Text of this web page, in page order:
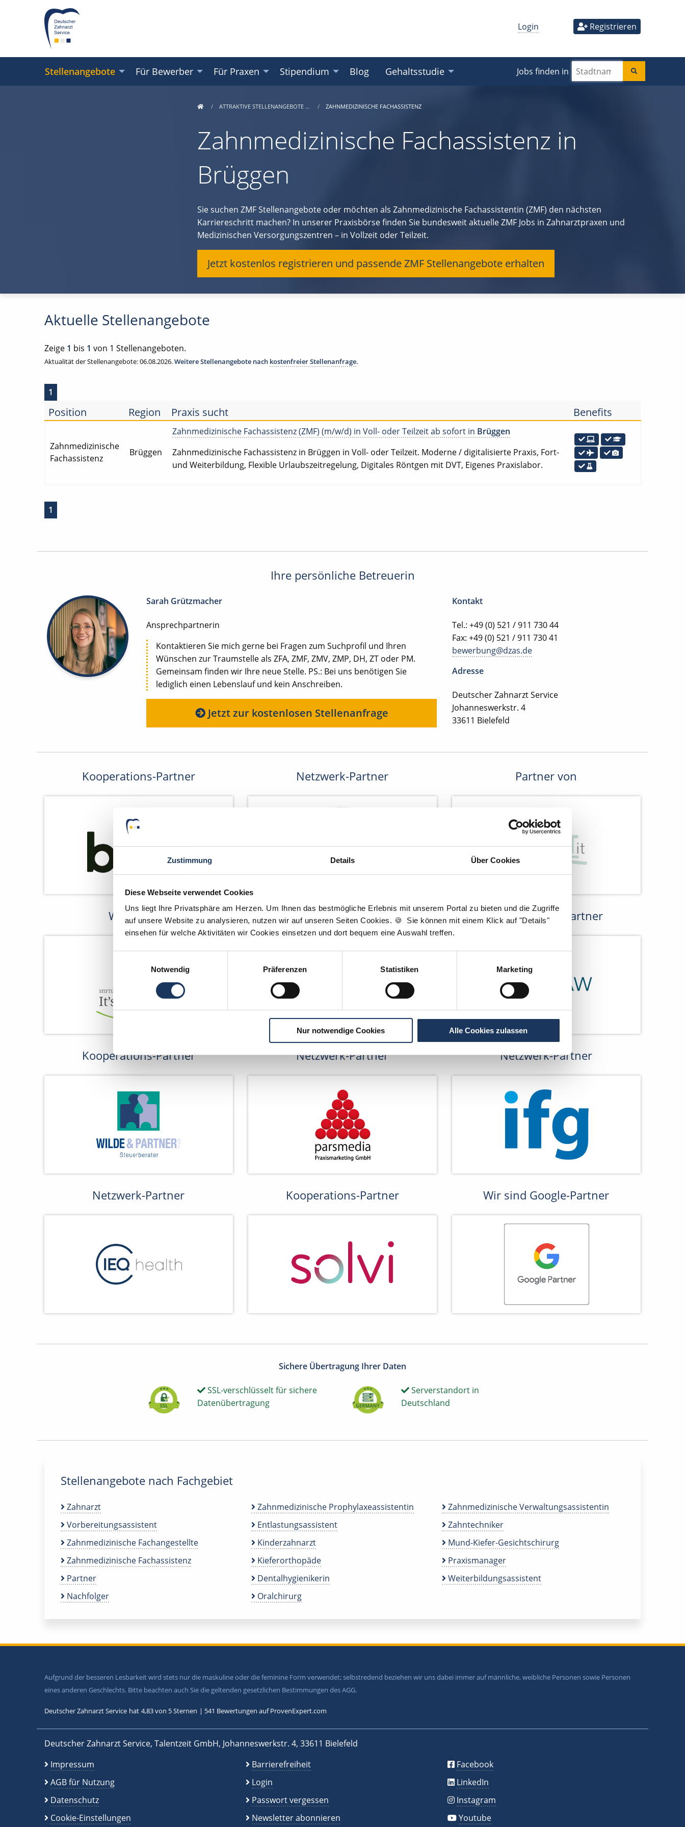
Zustimmung Details Über Cookies
Diese Webseite verwendet Cookies
Uns liegt Ihre Privatsphäre am Herzen. Um Ihnen das bestmögliche Erlebnis mit unserem Portal zu bieten und die Zugriffe
auf unsere Website zu analysieren, nutzen wir auf unseren Seiten Cookies. 🍪 Sie können mit einem Klick auf "Details"
einsehen für welche Aktivitäten wir Cookies einsetzen und dort bequem eine Auswahl treffen.
Notwendig
Präferenzen Statistiken Marketing
Nur notwendige Cookies Alle Cookies zulassen
Login Registrieren
Stellenangebote Für Bewerber Für Praxen Stipendium Blog Gehaltsstudie Jobs finden in
ATTRAKTIVE STELLENANGEBOTE … ZAHNMEDIZINISCHE FACHASSISTENZ
Zahnmedizinische Fachassistenz in
Brüggen
Sie suchen ZMF Stellenangebote oder möchten als Zahnmedizinische Fachassistentin (ZMF) den nächsten
Karriereschritt machen? In unserer Praxisbörse finden Sie bundesweit aktuelle ZMF Jobs in Zahnarztpraxen und
Medizinischen Versorgungszentren – in Vollzeit oder Teilzeit.
Jetzt kostenlos registrieren und passende ZMF Stellenangebote erhalten
Aktuelle Stellenangebote
Zeige 1 bis 1 von 1 Stellenangeboten.
Aktualität der Stellenangebote: 06.08.2026.Weitere Stellenangebote nach kostenfreier Stellenanfrage.
1
Position Region Praxis sucht Benefits
Zahnmedizinische
Fachassistenz
Brüggen
Zahnmedizinische Fachassistenz (ZMF) (m/w/d) in Voll- oder Teilzeit ab sofort in Brüggen
Zahnmedizinische Fachassistenz in Brüggen in Voll- oder Teilzeit. Moderne / digitalisierte Praxis, Fort-
und Weiterbildung, Flexible Urlaubszeitregelung, Digitales Röntgen mit DVT, Eigenes Praxislabor.
1
Ihre persönliche Betreuerin
Sarah Grützmacher
Ansprechpartnerin
Kontaktieren Sie mich gerne bei Fragen zum Suchprofil und Ihren
Wünschen zur Traumstelle als ZFA, ZMF, ZMV, ZMP, DH, ZT oder PM.
Gemeinsam finden wir Ihre neue Stelle. PS.: Bei uns benötigen Sie
lediglich einen Lebenslauf und kein Anschreiben.
Jetzt zur kostenlosen Stellenanfrage
Kontakt
Tel.: +49 (0) 521 / 911 730 44
Fax: +49 (0) 521 / 911 730 41
bewerbung@dzas.de
Adresse
Deutscher Zahnarzt Service
Johanneswerkstr. 4
33611 Bielefeld
Kooperations-Partner Netzwerk-Partner Partner von
Wir fördern Wir pflanzen Bäume Kooperations-Partner
Kooperations-Partner Netzwerk-Partner Netzwerk-Partner
Netzwerk-Partner Kooperations-Partner Wir sind Google-Partner
Sichere Übertragung Ihrer Daten
SSL-verschlüsselt für sichere
Datenübertragung
Serverstandort in
Deutschland
Stellenangebote nach Fachgebiet
Zahnarzt
Vorbereitungsassistent
Zahnmedizinische Fachangestellte
Zahnmedizinische Fachassistenz
Partner
Nachfolger
Zahnmedizinische Prophylaxeassistentin
Entlastungsassistent
Kinderzahnarzt
Kieferorthopäde
Dentalhygienikerin
Oralchirurg
Zahnmedizinische Verwaltungsassistentin
Zahntechniker
Mund-Kiefer-Gesichtschirurg
Praxismanager
Weiterbildungsassistent
Aufgrund der besseren Lesbarkeit wird stets nur die maskuline oder die feminine Form verwendet; selbstredend beziehen wir uns dabei immer auf männliche, weibliche Personen sowie Personen
eines anderen Geschlechts. Bitte beachten auch Sie die geltenden gesetzlichen Bestimmungen des AGG.
Deutscher Zahnarzt Service hat 4,83von 5Sternen | 541 Bewertungen auf ProvenExpert.com
Deutscher Zahnarzt Service, Talentzeit GmbH, Johanneswerkstr. 4, 33611 Bielefeld
Impressum
AGB für Nutzung
Datenschutz
Cookie-Einstellungen
Barrierefreiheit
Login
Passwort vergessen
Newsletter abonnieren
Facebook
LinkedIn
Instagram
Youtube